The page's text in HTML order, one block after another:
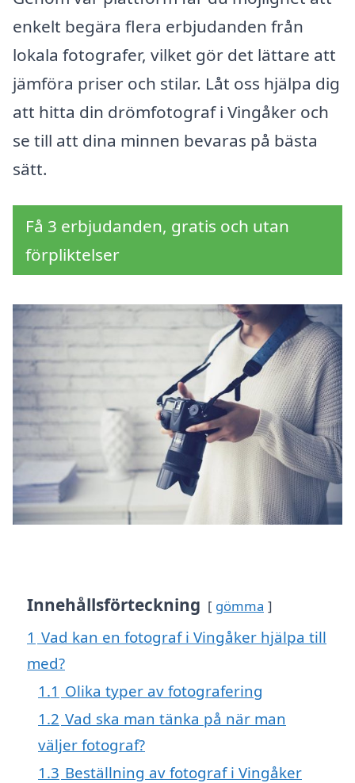
enkelt begära flera erbjudanden från
lokala fotografer, vilket gör det lättare att
jämföra priser och stilar. Låt oss hjälpa dig
att hitta din drömfotograf i Vingåker och
se till att dina minnen bevaras på bästa
sätt.
Få 3 erbjudanden, gratis och utan
förpliktelser
Innehållsförteckning gömma
1 Vad kan en fotograf i Vingåker hjälpa till
med?
1.1 Olika typer av fotografering
1.2 Vad ska man tänka på när man
väljer fotograf?
1.3 Beställning av fotograf i Vingåker